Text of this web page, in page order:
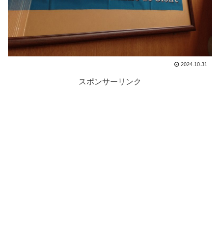
2024.10.31
スポンサーリンク